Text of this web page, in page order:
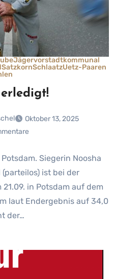
Jägervorstadtkommunal
SatzkornSchlaatzUetz-Paaren
Oktober 13, 2025
Siegerin Noosha
ist bei der
in Potsdam auf dem
laut Endergebnis auf 34,0
der…